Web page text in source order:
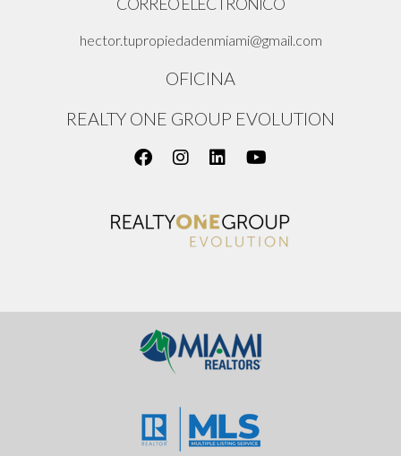
hector.tupropiedadenmiami@gmail.com
OFICINA
REALTY ONE GROUP EVOLUTION